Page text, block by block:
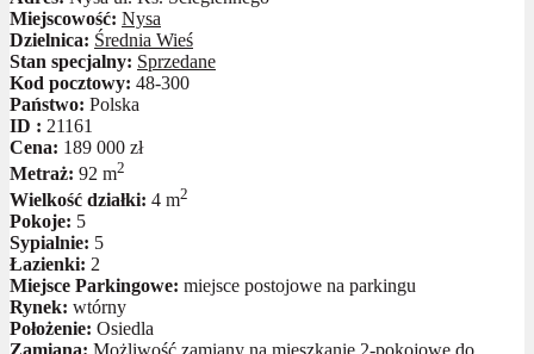
Miejscowość: Nysa
Dzielnica: Średnia Wieś
Stan specjalny: Sprzedane
Kod pocztowy: 48-300
Państwo: Polska
ID : 21161
Cena: 189 000 zł
Metraż: 92 m2
Wielkość działki: 4 m2
Pokoje: 5
Sypialnie: 5
Łazienki: 2
Miejsce Parkingowe: miejsce postojowe na parkingu
Rynek: wtórny
Położenie: Osiedla